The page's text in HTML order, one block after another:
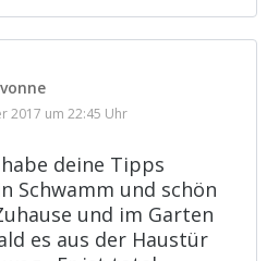
2017 um 22:45 Uhr
deine Tipps
Schwamm und schön
und im Garten
es aus der Haustür